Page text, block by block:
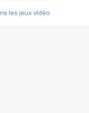
les jeux vidéo